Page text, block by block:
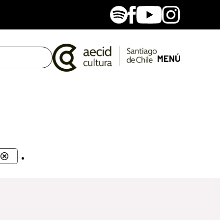
SpotifyFacebook
YoutubeInstagram
MENÚ
.